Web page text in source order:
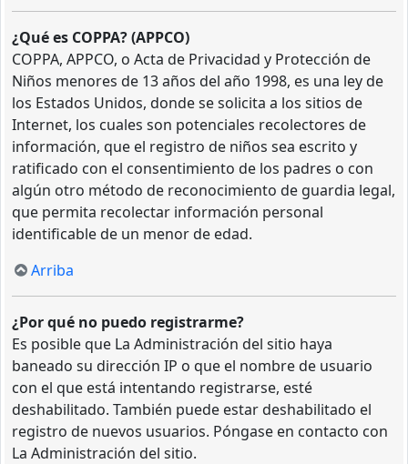
¿Qué es COPPA? (APPCO)
COPPA, APPCO, o Acta de Privacidad y Protección de
Niños menores de 13 años del año 1998, es una ley de
los Estados Unidos, donde se solicita a los sitios de
Internet, los cuales son potenciales recolectores de
información, que el registro de niños sea escrito y
ratificado con el consentimiento de los padres o con
algún otro método de reconocimiento de guardia legal,
que permita recolectar información personal
identificable de un menor de edad.
Arriba
¿Por qué no puedo registrarme?
Es posible que La Administración del sitio haya
baneado su dirección IP o que el nombre de usuario
con el que está intentando registrarse, esté
deshabilitado. También puede estar deshabilitado el
registro de nuevos usuarios. Póngase en contacto con
La Administración del sitio.